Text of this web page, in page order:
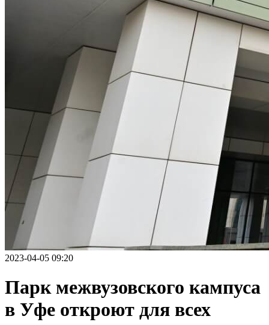
2023-04-05 09:20
Парк межвузовского кампуса
в Уфе откроют для всех